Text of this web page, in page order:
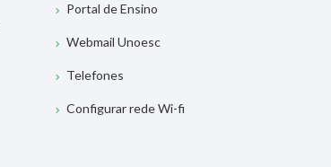
Portal de Ensino
Webmail Unoesc
Telefones
Configurar rede Wi-fi